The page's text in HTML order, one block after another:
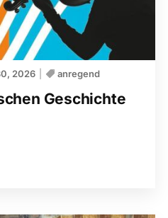
­Geschichte
2026 anregend